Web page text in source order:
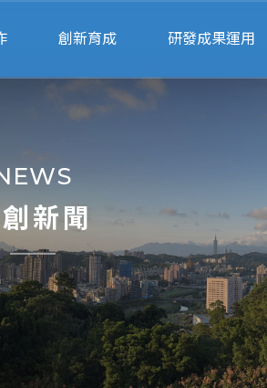
創新育成
申請進駐
研發成果運用
校園智財
法規表單
新聞